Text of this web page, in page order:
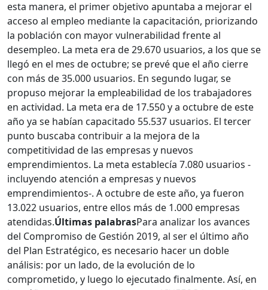
esta manera, el primer objetivo apuntaba a mejorar el
acceso al empleo mediante la capacitación, priorizando
la población con mayor vulnerabilidad frente al
desempleo. La meta era de 29.670 usuarios, a los que se
llegó en el mes de octubre; se prevé que el año cierre
con más de 35.000 usuarios. En segundo lugar, se
propuso mejorar la empleabilidad de los trabajadores
en actividad. La meta era de 17.550 y a octubre de este
año ya se habían capacitado 55.537 usuarios. El tercer
punto buscaba contribuir a la mejora de la
competitividad de las empresas y nuevos
emprendimientos. La meta establecía 7.080 usuarios -
incluyendo atención a empresas y nuevos
emprendimientos-. A octubre de este año, ya fueron
13.022 usuarios, entre ellos más de 1.000 empresas
atendidas.Últimas palabrasPara analizar los avances
del Compromiso de Gestión 2019, al ser el último año
del Plan Estratégico, es necesario hacer un doble
análisis: por un lado, de la evolución de lo
comprometido, y luego lo ejecutado finalmente. Así, en